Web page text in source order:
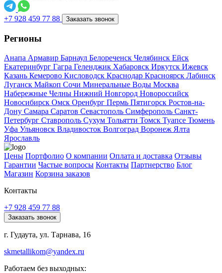
+7 928 459 77 88 Заказать звонок
Регионы
Анапа Армавир Барнаул Белореченск Челябинск Ейск
Екатеринбург Гагра Геленджик Хабаровск Иркутск Ижевск
Казань Кемерово Кисловодск Краснодар Красноярск Лабинск
Луганск Майкоп Сочи Минеральные Воды Москва
Набережные Челны Нижний Новгород Новороссийск
Новосибирск Омск Оренбург Пермь Пятигорск Ростов-на-
Дону Самара Саратов Севастополь Симферополь Санкт-
Петербург Ставрополь Сухум Тольятти Томск Туапсе Тюмень
Уфа Ульяновск Владивосток Волгоград Воронеж Ялта
Ярославль
Цены Портфолио О компании Оплата и доставка Отзывы
Гарантии Частые вопросы Контакты Партнерство Блог
Магазин Корзина заказов
Контакты
+7 928 459 77 88
Заказать звонок
г. Гудаута, ул. Тарнава, 16
skmetallikom@yandex.ru
Работаем без выходных: